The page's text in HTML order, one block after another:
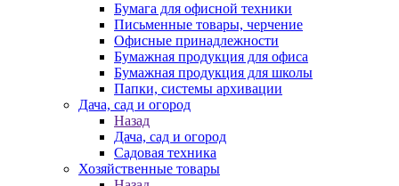
Бумага для офисной техники
Письменные товары, черчение
Офисные принадлежности
Бумажная продукция для офиса
Бумажная продукция для школы
Папки, системы архивации
Дача, сад и огород
Назад
Дача, сад и огород
Садовая техника
Хозяйственные товары